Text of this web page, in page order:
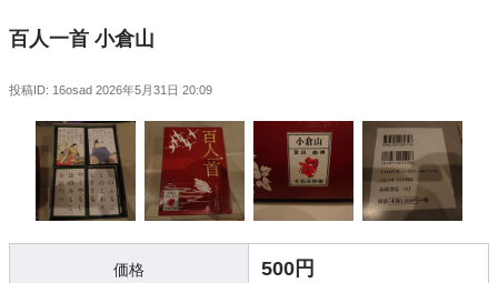
百人一首 小倉山
投稿ID: 16osad 2026年5月31日 20:09
価格 500円